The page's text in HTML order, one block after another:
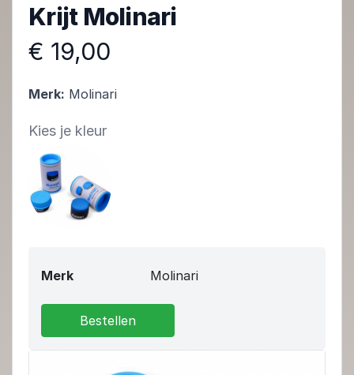
Krijt Molinari
€ 19,00
Merk: Molinari
Kies je kleur
Merk Molinari
Bestellen